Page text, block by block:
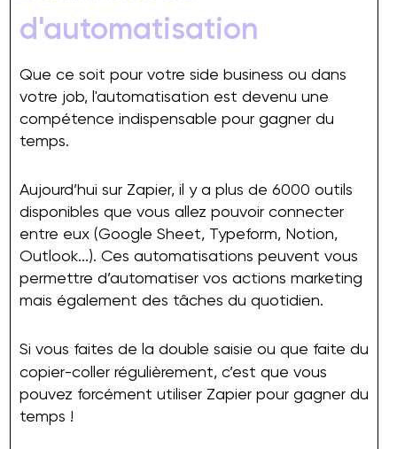
d'automatisation
Que ce soit pour votre side business ou dans
votre job, l'automatisation est devenu une
compétence indispensable pour gagner du
temps.
Aujourd’hui sur Zapier, il y a plus de 6000 outils
disponibles que vous allez pouvoir connecter
entre eux (Google Sheet, Typeform, Notion,
Outlook...). Ces automatisations peuvent vous
permettre d’automatiser vos actions marketing
mais également des tâches du quotidien.
Si vous faites de la double saisie ou que faite du
copier-coller régulièrement, c’est que vous
pouvez forcément utiliser Zapier pour gagner du
temps !